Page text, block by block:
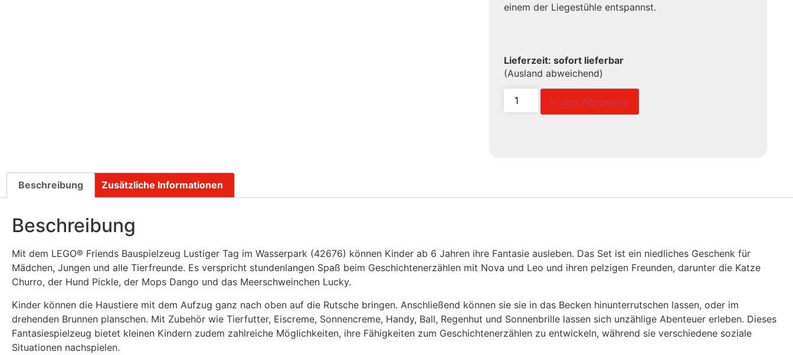
einem der Liegestühle entspannst.
Lieferzeit: sofort lieferbar
(Ausland abweichend)
In den Warenkorb
Beschreibung Zusätzliche Informationen
Beschreibung
Mit dem LEGO® Friends Bauspielzeug Lustiger Tag im Wasserpark (42676) können Kinder ab 6 Jahren ihre Fantasie ausleben. Das Set ist ein niedliches Geschenk für
Mädchen, Jungen und alle Tierfreunde. Es verspricht stundenlangen Spaß beim Geschichtenerzählen mit Nova und Leo und ihren pelzigen Freunden, darunter die Katze
Churro, der Hund Pickle, der Mops Dango und das Meerschweinchen Lucky.
Kinder können die Haustiere mit dem Aufzug ganz nach oben auf die Rutsche bringen. Anschließend können sie sie in das Becken hinunterrutschen lassen, oder im
drehenden Brunnen planschen. Mit Zubehör wie Tierfutter, Eiscreme, Sonnencreme, Handy, Ball, Regenhut und Sonnenbrille lassen sich unzählige Abenteuer erleben. Dieses
Fantasiespielzeug bietet kleinen Kindern zudem zahlreiche Möglichkeiten, ihre Fähigkeiten zum Geschichtenerzählen zu entwickeln, während sie verschiedene soziale
Situationen nachspielen.